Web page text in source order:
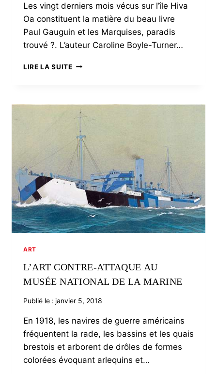
Les vingt derniers mois vécus sur l’île Hiva
Oa constituent la matière du beau livre
Paul Gauguin et les Marquises, paradis
trouvé ?. L’auteur Caroline Boyle-Turner…
LIRE LA SUITEPAUL
DES
MARQUISES
ART
L’ART CONTRE-ATTAQUE AU
MUSÉE NATIONAL DE LA MARINE
Publié le : janvier 5, 2018
En 1918, les navires de guerre américains
fréquentent la rade, les bassins et les quais
brestois et arborent de drôles de formes
colorées évoquant arlequins et…